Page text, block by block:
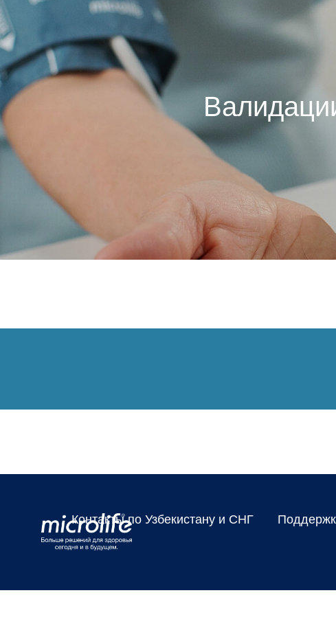
Контакты по Узбекистану и СНГ